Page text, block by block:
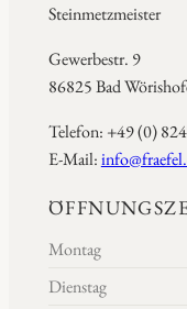
Steinmetzmeister
Gewerbestr. 9
86825 Bad
Telefon: +49 (0)
E-Mail:
Montag
Dienstag